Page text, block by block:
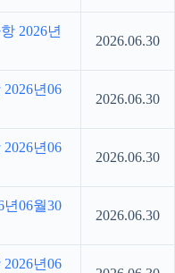
2026년
2026.06.30
년06
2026.06.30
년06
2026.06.30
06월30
2026.06.30
년06